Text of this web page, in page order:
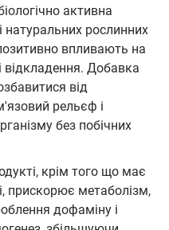
активна
натуральних рослинних
впливають на
відкладення. Добавка
від
рельєф і
без побічних
крім того що має
прискорює метаболізм,
дофаміну і